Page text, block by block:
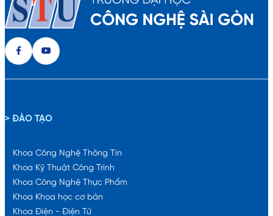
> ĐÀO TẠO
Khoa Công Nghệ Thông Tin
Khoa Kỹ Thuật Công Trình
Khoa Công Nghệ Thực Phẩm
Khoa Khoa học cơ bản
Khoa Điện - Điện Tử